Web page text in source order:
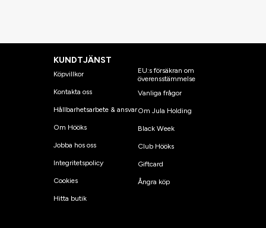
KUNDTJÄNST
Köpvillkor
Kontakta oss
Hållbarhetsarbete & ansvar
Om Hööks
Jobba hos oss
Integritetspolicy
Cookies
Hitta butik
EU:s försäkran om
överensstämmelse
Vanliga frågor
Om Jula Holding
Black Week
Club Hööks
Giftcard
Ångra köp